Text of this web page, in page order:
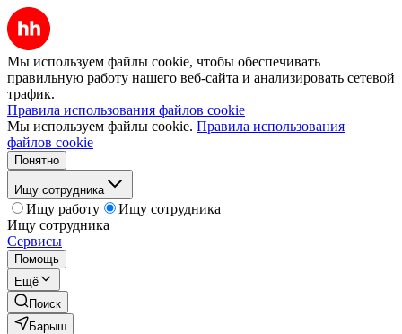
Мы используем файлы cookie, чтобы обеспечивать
правильную работу нашего веб-сайта и анализировать сетевой
трафик.
Правила использования файлов cookie
Мы используем файлы cookie. Правила использования
файлов cookie
Понятно
Ищу сотрудника
Ищу работу
Ищу сотрудника
Ищу сотрудника
Сервисы
Помощь
Ещё
Поиск
Барыш